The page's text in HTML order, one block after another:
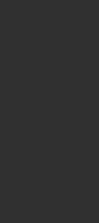
Daten
Ihres
oder des
geltend
Sie in
n